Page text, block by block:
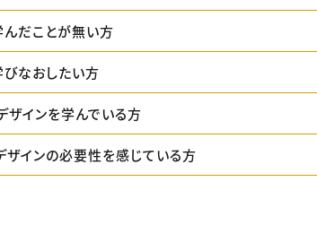
だことが無い方
なおしたい方
インを学んでいる方
ザインの必要性を感じている方